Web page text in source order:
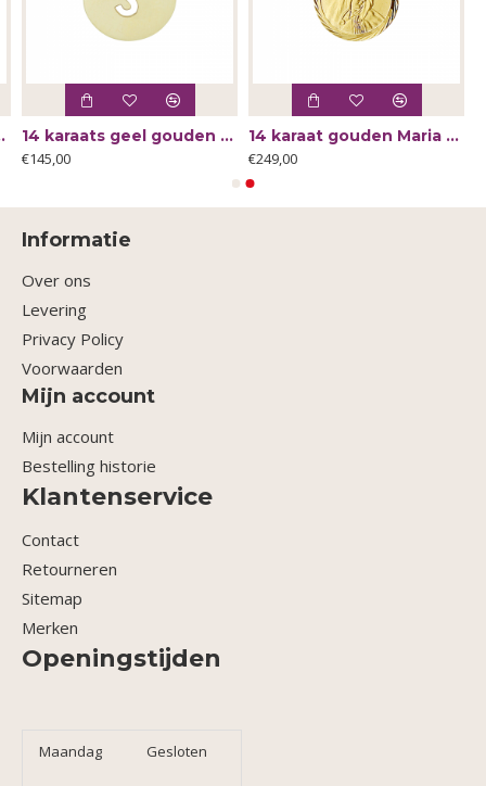
ZIO2831 - 66121
14 karaats geel gouden hanger met letter S 13x10mm - 64221
€145,00
14 karaat gouden Maria bedel 14mm - 63638
€249,00
Informatie
Over ons
Levering
Privacy Policy
Voorwaarden
Mijn account
Mijn account
Bestelling historie
Klantenservice
Contact
Retourneren
Sitemap
Merken
Openingstijden
Maandag Gesloten